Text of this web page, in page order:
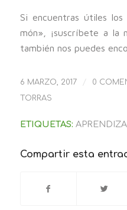
Si encuentras útiles
món», ¡suscríbete a la
también nos puedes
6 MARZO, 2017 / 0
TORRAS
ETIQUETAS:
Compartir esta